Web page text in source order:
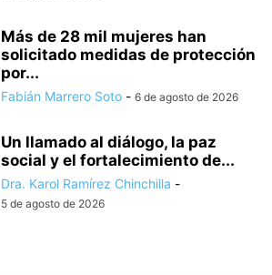
Más de 28 mil mujeres han
solicitado medidas de protección
por...
Fabián Marrero Soto - 6 de agosto de 2026
Un llamado al diálogo, la paz
social y el fortalecimiento de...
Dra. Karol Ramírez Chinchilla -
5 de agosto de 2026